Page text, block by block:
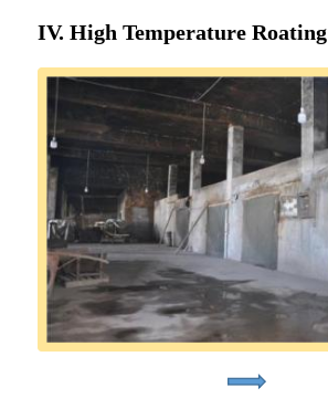
IV. High Temperature Roating